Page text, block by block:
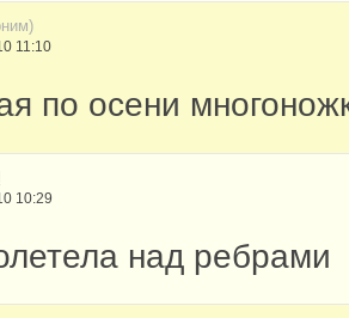
11:10
по осени
10:29
над ребрами